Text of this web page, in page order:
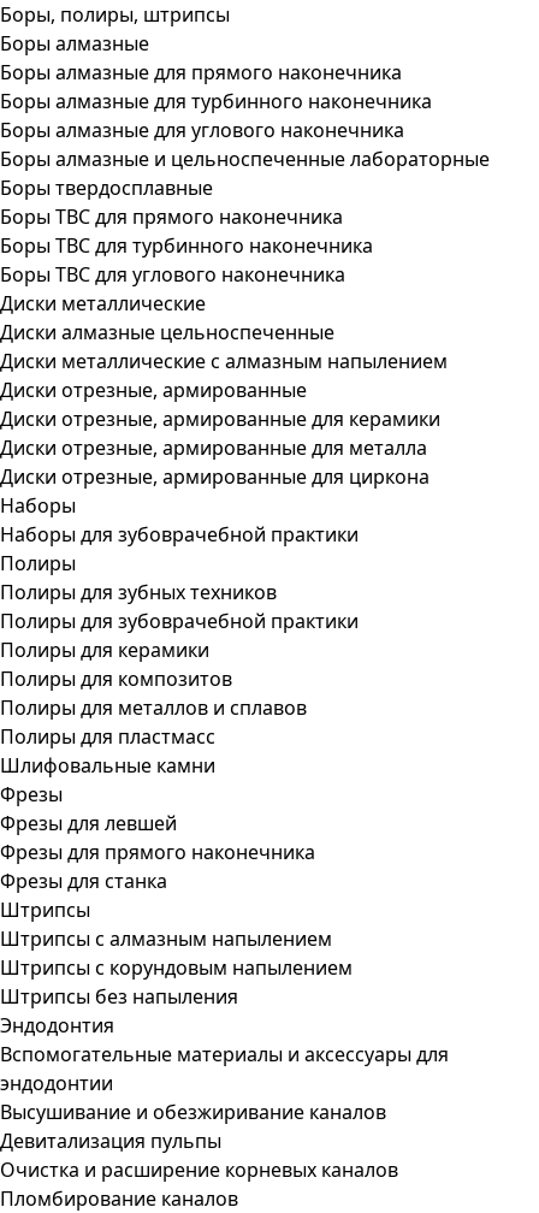
Боры, полиры, штрипсы
Боры алмазные
Боры алмазные для прямого наконечника
Боры алмазные для турбинного наконечника
Боры алмазные для углового наконечника
Боры алмазные и цельноспеченные лабораторные
Боры твердосплавные
Боры ТВС для прямого наконечника
Боры ТВС для турбинного наконечника
Боры ТВС для углового наконечника
Диски металлические
Диски алмазные цельноспеченные
Диски металлические с алмазным напылением
Диски отрезные, армированные
Диски отрезные, армированные для керамики
Диски отрезные, армированные для металла
Диски отрезные, армированные для циркона
Наборы
Наборы для зубоврачебной практики
Полиры
Полиры для зубных техников
Полиры для зубоврачебной практики
Полиры для керамики
Полиры для композитов
Полиры для металлов и сплавов
Полиры для пластмасс
Шлифовальные камни
Фрезы
Фрезы для левшей
Фрезы для прямого наконечника
Фрезы для станка
Штрипсы
Штрипсы c алмазным напылением
Штрипсы c корундовым напылением
Штрипсы без напыления
Эндодонтия
Вспомогательные материалы и аксессуары для
эндодонтии
Высушивание и обезжиривание каналов
Девитализация пульпы
Очистка и расширение корневых каналов
Пломбирование каналов